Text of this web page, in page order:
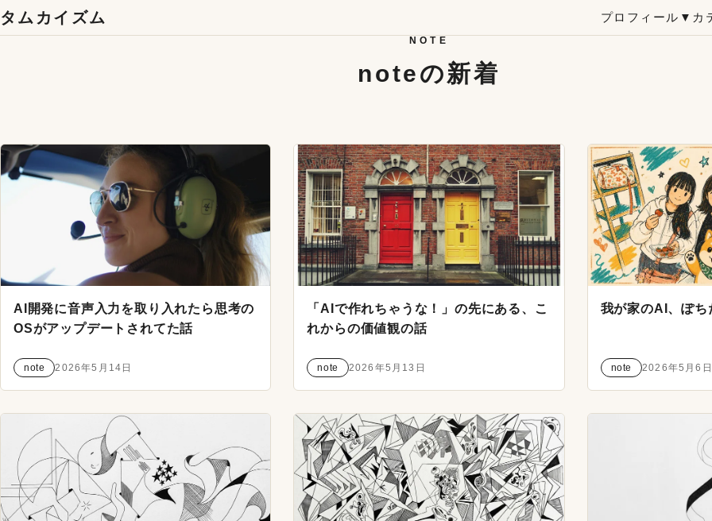
コンテンツへスキップ
タムカイズム プロフィール ▼カ
NOTE
noteの新着
AI開発に音声入力を取り入れたら思考の
OSがアップデートされてた話
note 2026年5月14日
「AIで作れちゃうな！」の先にある、こ
れからの価値観の話
note 2026年5月13日
我が家のAI、ぽち
note 2026年5月6日